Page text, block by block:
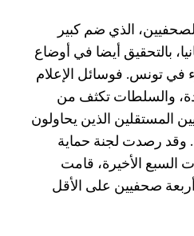
الذي ضم كبير
بالتحقيق أيضا في أوضاع
في تونس. فوسائل الإعلام
والسلطات تكثف من
المستقلين الذين يحاولون
وقد رصدت لجنة حماية
السبع الأخيرة، قامت
صحفيين على الأقل